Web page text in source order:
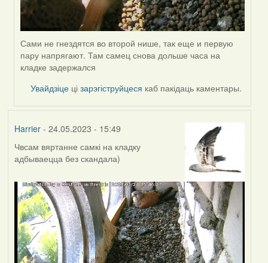
Сами не гнездятся во второй нише, так еще и первую
пару напрягают. Там самец снова дольше часа на
кладке задержался
Увайдзіце цізарэгіструйцеся каб пакідаць каментары.
Harrier- 24.05.2023 - 15:49
Чвсам вяртанне самкі на кладку
адбываецца без скандала)